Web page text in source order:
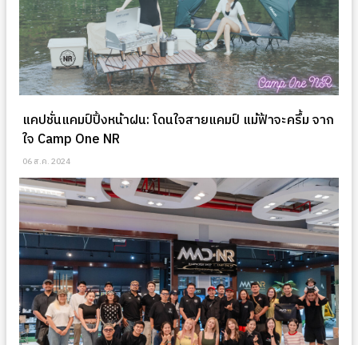
แคปชั่นแคมป์ปิ้งหน้าฝน: โดนใจสายแคมป์ แม้ฟ้าจะครึ้ม จาก
ใจ Camp One NR
06 ส.ค. 2024